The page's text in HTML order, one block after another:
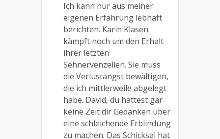
Ich kann nur aus meiner
eigenen Erfahrung lebhaft
berichten. Karin Klasen
kämpft noch um den Erhalt
ihrer letzten
Sehnervenzellen. Sie muss
die Verlustangst bewältigen,
die ich mittlerweile abgelegt
habe. David, du hattest gar
keine Zeit dir Gedanken über
eine schleichende Erblindung
zu machen. Das Schicksal hat